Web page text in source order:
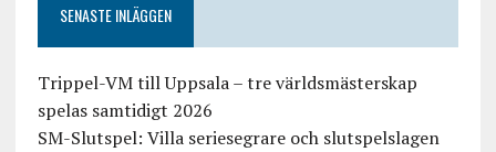
SENASTE INLÄGGEN
Trippel-VM till Uppsala – tre världsmästerskap
spelas samtidigt 2026
SM-Slutspel: Villa seriesegrare och slutspelslagen